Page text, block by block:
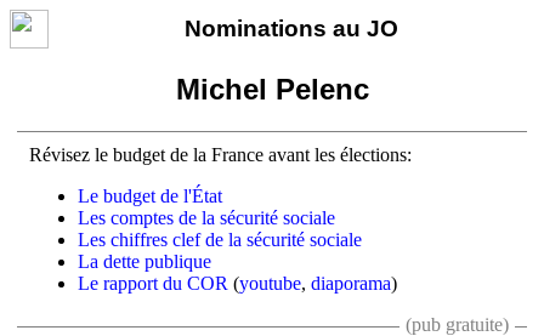
Nominations au JO
Michel Pelenc
Révisez le budget de la France avant les élections:
Le budget de l'État
Les comptes de la sécurité sociale
Les chiffres clef de la sécurité sociale
La dette publique
Le rapport du COR (youtube, diaporama)
(pub gratuite)